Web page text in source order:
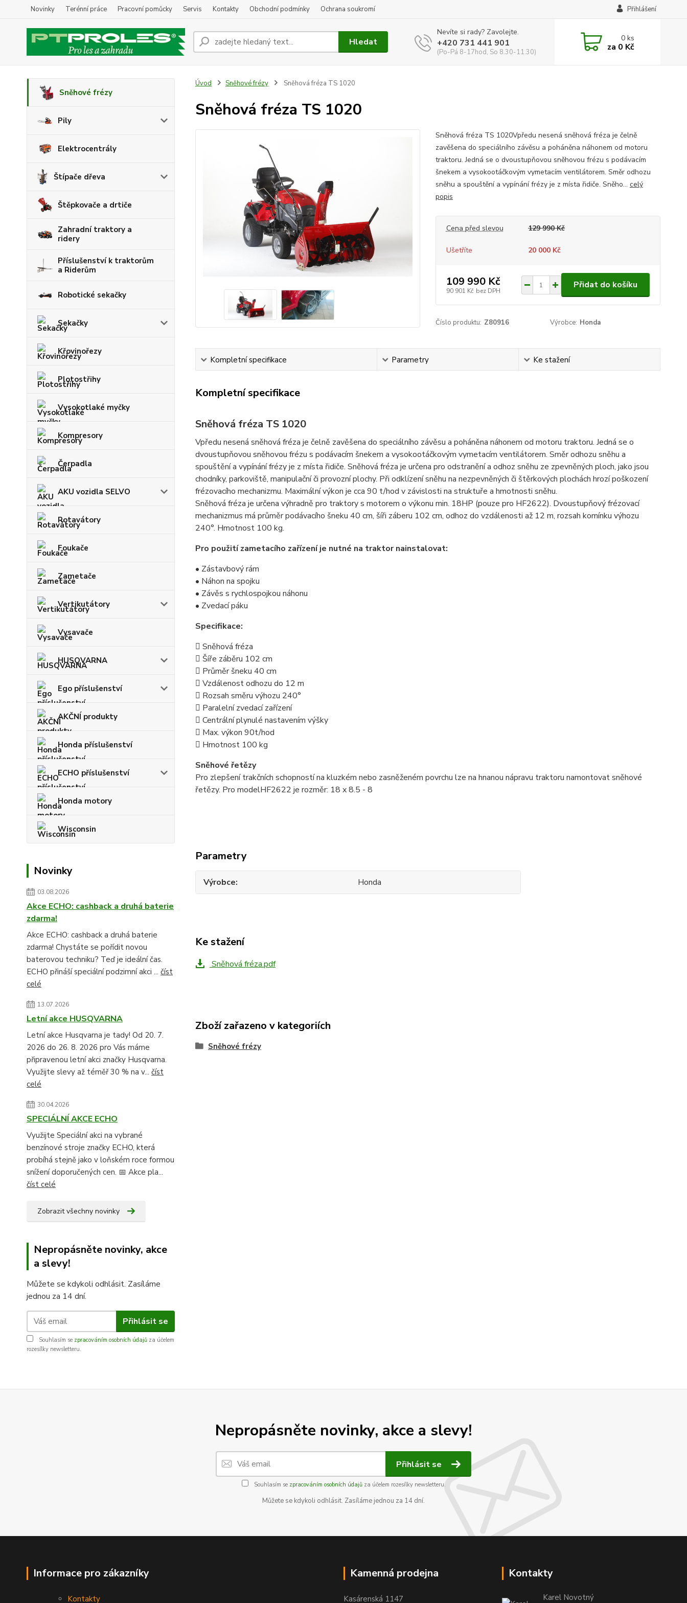
Novinky Terénní práce Pracovní pomůcky Servis Kontakty Obchodní podmínky Ochrana soukromí Přihlášení
Hledat
Nevíte si rady? Zavolejte.
+420 731 441 901
(Po-Pá 8-17hod, So 8.30-11.30)
0ks
za 0 Kč
Sněhové frézy
Pily
Elektrocentrály
Štípače dřeva
Štěpkovače a drtiče
Zahradní traktory a
ridery
Příslušenství k traktorům
a Riderům
Robotické sekačky
Sekačky
Křovinořezy
Plotostřihy
Vysokotlaké myčky
Kompresory
Čerpadla
AKU vozidla SELVO
Rotavátory
Foukače
Zametače
Vertikutátory
Vysavače
HUSQVARNA
Ego příslušenství
AKČNÍ produkty
Honda příslušenství
ECHO příslušenství
Honda motory
Wisconsin
Novinky
03.08.2026
Akce ECHO: cashback a druhá baterie
zdarma!
Akce ECHO: cashback a druhá baterie
zdarma! Chystáte se pořídit novou
baterovou techniku? Teď je ideální čas.
ECHO přináší speciální podzimní akci ... číst
celé
13.07.2026
Letní akce HUSQVARNA
Letní akce Husqvarna je tady! Od 20. 7.
2026 do 26. 8. 2026 pro Vás máme
připravenou letní akci značky Husqvarna.
Využijte slevy až téměř 30 % na v... číst
celé
30.04.2026
SPECIÁLNÍ AKCE ECHO
Využijte Speciální akci na vybrané
benzínové stroje značky ECHO, která
probíhá stejně jako v loňském roce formou
snížení doporučených cen. 📅 Akce pla...
číst celé
Zobrazit všechny novinky
Nepropásněte novinky, akce
a slevy!
Můžete se kdykoli odhlásit. Zasíláme
jednou za 14 dní.
Přihlásit se
Souhlasím se zpracováním osobních údajů za účelem
rozesílky newsletteru.
Úvod Sněhové frézy Sněhová fréza TS 1020
Sněhová fréza TS 1020
Sněhová fréza TS 1020Vpředu nesená sněhová fréza je čelně
zavěšena do speciálního závěsu a poháněna náhonem od motoru
traktoru. Jedná se o dvoustupňovou sněhovou frézu s podávacím
šnekem a vysokootáčkovým vymetacím ventilátorem. Směr odhozu
sněhu a spouštění a vypínání frézy je z místa řidiče. Sněho... celý
popis
Cena před slevou 129 990 Kč
Ušetříte 20 000 Kč
109 990 Kč
90 901 Kč bez DPH
Přidat do košíku
Číslo produktu: Z80916 Výrobce: Honda
Kompletní specifikace Parametry Ke stažení
Kompletní specifikace
Sněhová fréza TS 1020
Vpředu nesená sněhová fréza je čelně zavěšena do speciálního závěsu a poháněna náhonem od motoru traktoru. Jedná se o
dvoustupňovou sněhovou frézu s podávacím šnekem a vysokootáčkovým vymetacím ventilátorem. Směr odhozu sněhu a
spouštění a vypínání frézy je z místa řidiče. Sněhová fréza je určena pro odstranění a odhoz sněhu ze zpevněných ploch, jako jsou
chodníky, parkoviště, manipulační či provozní plochy. Při odklízení sněhu na nezpevněných či štěrkových plochách hrozí poškození
frézovacího mechanizmu. Maximální výkon je cca 90 t/hod v závislosti na struktuře a hmotnosti sněhu.
Sněhová fréza je určena výhradně pro traktory s motorem o výkonu min. 18HP (pouze pro HF2622). Dvoustupňový frézovací
mechanizmus má průměr podávacího šneku 40 cm, šíři záberu 102 cm, odhoz do vzdálenosti až 12 m, rozsah komínku výhozu
240°. Hmotnost 100 kg.
Pro použití zametacího zařízení je nutné na traktor nainstalovat:
• Zástavbový rám
• Náhon na spojku
• Závěs s rychlospojkou náhonu
• Zvedací páku
Specifikace:
 Sněhová fréza
 Šíře záběru 102 cm
 Průměr šneku 40 cm
 Vzdálenost odhozu do 12 m
 Rozsah směru výhozu 240°
 Paralelní zvedací zařízení
 Centrální plynulé nastavením výšky
 Max. výkon 90t/hod
 Hmotnost 100 kg
Sněhové řetězy
Pro zlepšení trakčních schopností na kluzkém nebo zasněženém povrchu lze na hnanou nápravu traktoru namontovat sněhové
řetězy. Pro modelHF2622 je rozměr: 18 x 8.5 - 8
Parametry
Výrobce Honda
Ke stažení
Sněhová fréza.pdf
Zboží zařazeno v kategoriích
Sněhové frézy
Nepropásněte novinky, akce a slevy!
Přihlásit se
Souhlasím se zpracováním osobních údajůza účelem rozesílky newsletteru.
Můžete se kdykoli odhlásit. Zasíláme jednou za 14 dní.
Informace pro zákazníky
Kontakty
Kamenná prodejna
Kasárenská 1147
Kontakty
Karel Novotný